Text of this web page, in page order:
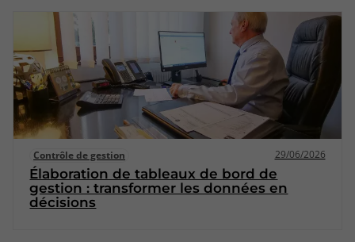
Contrôle de gestion 29/06/2026
Élaboration de tableaux de bord de
gestion : transformer les données en
décisions